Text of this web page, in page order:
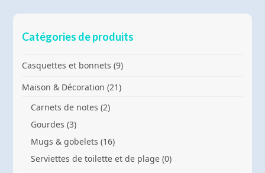
Catégories de produits
Casquettes et bonnets (9)
Maison & Décoration (21)
Carnets de notes (2)
Gourdes (3)
Mugs & gobelets (16)
Serviettes de toilette et de plage (0)